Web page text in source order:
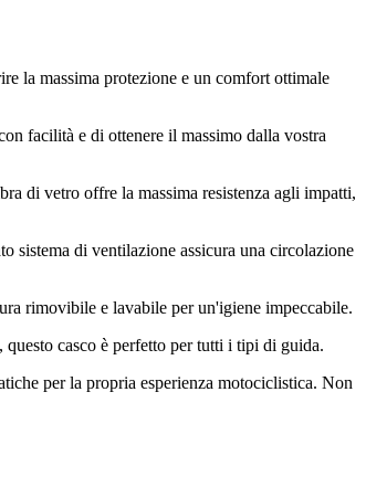
la massima protezione e un comfort ottimale
facilità e di ottenere il massimo dalla vostra
di vetro offre la massima resistenza agli impatti,
sistema di ventilazione assicura una circolazione
rimovibile e lavabile per un'igiene impeccabile.
casco è perfetto per tutti i tipi di guida.
per la propria esperienza motociclistica. Non